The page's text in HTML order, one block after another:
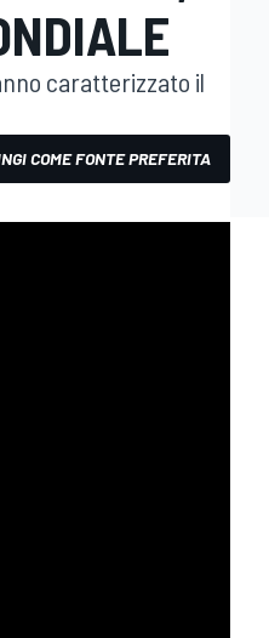
caratterizzato il
COME FONTE PREFERITA